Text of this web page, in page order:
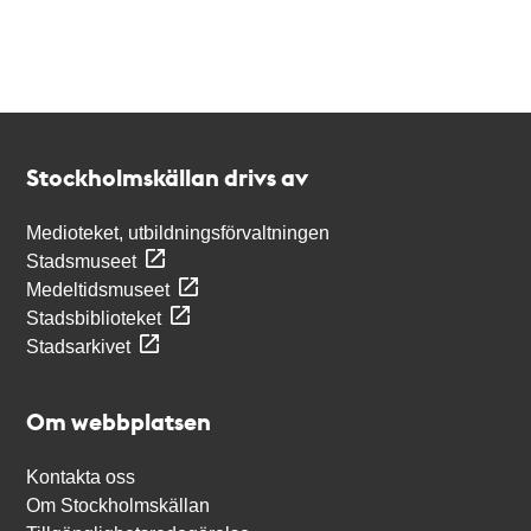
Stockholmskällan drivs av
Medioteket, utbildningsförvaltningen
Stadsmuseet
Medeltidsmuseet
Stadsbiblioteket
Stadsarkivet
Om webbplatsen
Kontakta oss
Om Stockholmskällan